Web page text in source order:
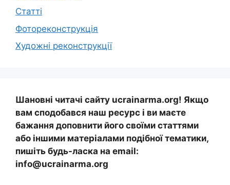
Статті
Фотореконструкція
Художні реконструкції
Шановні читачі сайту ucrainarma.org! Якщо
вам сподобався наш ресурс і ви маєте
бажання доповнити його своїми статтями
або іншими матеріалами подібної тематики,
пишіть будь-ласка на email:
info@ucrainarma.org